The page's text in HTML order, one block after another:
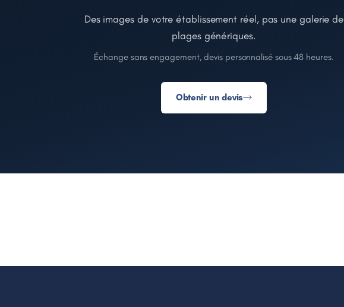
Des images de votre établissement réel, pas une galerie de
plages génériques.
Échange sans engagement, devis personnalisé sous 48 heures.
Obtenir un devis